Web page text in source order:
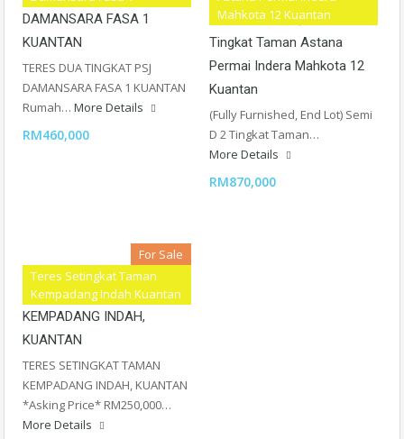
DAMANSARA FASA 1
KUANTAN
TERES DUA TINGKAT PSJ
DAMANSARA FASA 1 KUANTAN
Rumah… More Details
RM460,000
Mahkota 12 Kuantan
& RENOVATED ] Semi-D Dua
Tingkat Taman Astana
Permai Indera Mahkota 12
Kuantan
(Fully Furnished, End Lot) Semi
D 2 Tingkat Taman…
More Details
RM870,000
Teres Setingkat Taman
Kempadang Indah Kuantan
For Sale
TERES SETINGKAT TAMAN
KEMPADANG INDAH,
KUANTAN
TERES SETINGKAT TAMAN
KEMPADANG INDAH, KUANTAN
*Asking Price* RM250,000…
More Details